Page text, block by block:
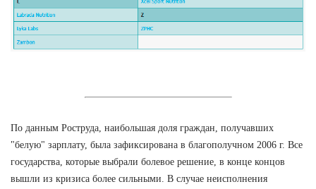
По данным Роструда, наибольшая доля граждан, получавших
"белую" зарплату, была зафиксирована в благополучном 2006 г. Все
государства, которые выбрали болевое решение, в конце концов
вышли из кризиса более сильными. В случае неисполнения